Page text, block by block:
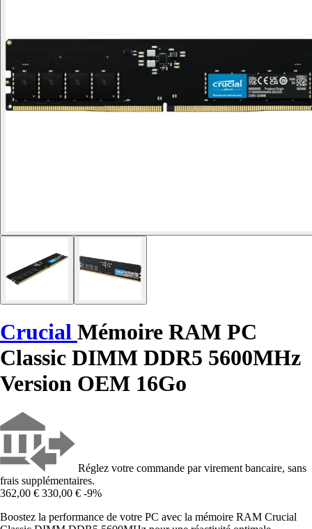
Crucial Mémoire RAM PC
Classic DIMM DDR5 5600MHz
Version OEM 16Go
Réglez votre commande par virement bancaire, sans
frais supplémentaires.
362,00 € 330,00 € -9%
Boostez la performance de votre PC avec la mémoire RAM Crucial